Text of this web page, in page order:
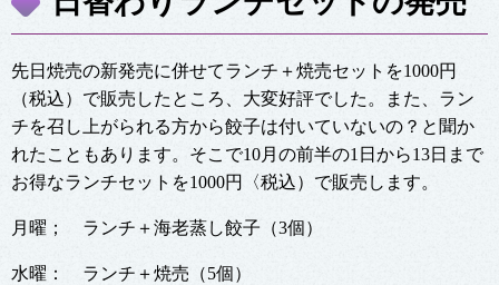
先日焼売の新発売に併せてランチ＋焼売セットを1000円
（税込）で販売したところ、大変好評でした。また、ラン
チを召し上がられる方から餃子は付いていないの？と聞か
れたこともあります。そこで10月の前半の1日から13日まで
お得なランチセットを1000円〈税込）で販売します。
月曜； ランチ＋海老蒸し餃子（3個）
水曜： ランチ＋焼売（5個）